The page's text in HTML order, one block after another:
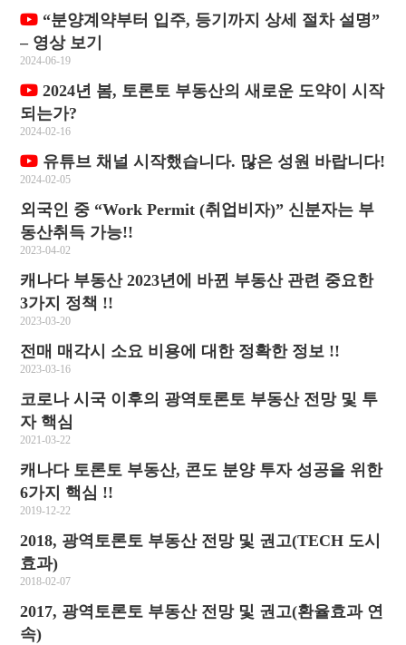
“분양계약부터 입주, 등기까지 상세 절차 설명”
– 영상 보기
2024-06-19
2024년 봄, 토론토 부동산의 새로운 도약이 시작
되는가?
2024-02-16
유튜브 채널 시작했습니다. 많은 성원 바랍니다!
2024-02-05
외국인 중 “Work Permit (취업비자)” 신분자는 부
동산취득 가능!!
2023-04-02
캐나다 부동산 2023년에 바뀐 부동산 관련 중요한
3가지 정책 !!
2023-03-20
전매 매각시 소요 비용에 대한 정확한 정보 !!
2023-03-16
코로나 시국 이후의 광역토론토 부동산 전망 및 투
자 핵심
2021-03-22
캐나다 토론토 부동산, 콘도 분양 투자 성공을 위한
6가지 핵심 !!
2019-12-22
2018, 광역토론토 부동산 전망 및 권고(TECH 도시
효과)
2018-02-07
2017, 광역토론토 부동산 전망 및 권고(환율효과 연
속)